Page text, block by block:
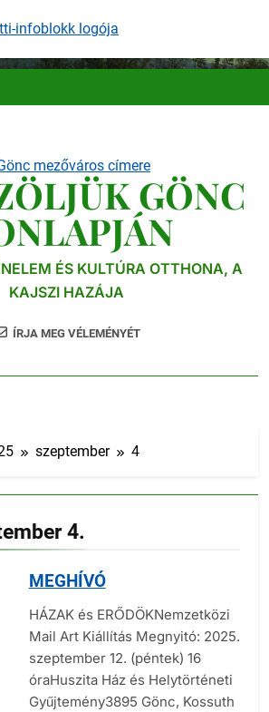
GÖNC
ÉS KULTÚRA OTTHONA, A
KAJSZI HAZÁJA
ÍRJA MEG VÉLEMÉNYÉT
szeptember 4
4.
MEGHÍVÓ
HÁZAK és ERŐDÖKNemzetközi
Mail Art Kiállítás Megnyitó: 2025.
szeptember 12. (péntek) 16
óraHuszita Ház és Helytörténeti
Gyűjtemény3895 Gönc, Kossuth